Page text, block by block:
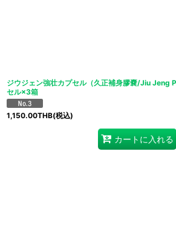
ジウジェン強壮カプセル（久正補身膠嚢/Jiu Jeng
セル×3箱
1,150.00THB(税込)
カートに入れる